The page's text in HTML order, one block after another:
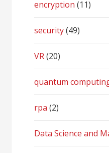
encryption (11)
security(49)
VR(20)
quantum
rpa (2)
Data Science and